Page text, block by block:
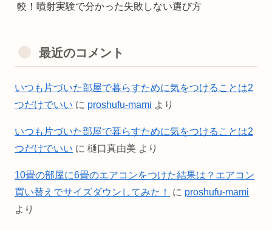
較！噴射実験で分かった失敗しない選び方
最近のコメント
いつも片づいた部屋で暮らすために気をつけることは2
つだけでいい に proshufu-mami より
いつも片づいた部屋で暮らすために気をつけることは2
つだけでいい に 樋口真由美 より
10畳の部屋に6畳のエアコンをつけた結果は？エアコン
買い替えでサイズダウンしてみた！
に proshufu-mami
より